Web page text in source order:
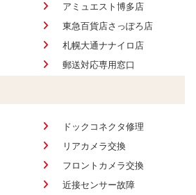
アミュエスト博多店
東急百貨店さっぽろ店
札幌大通ナナイロ店
郵送対応専用窓口
ドックコネクタ修理
リアカメラ交換
フロントカメラ交換
近接センサー故障